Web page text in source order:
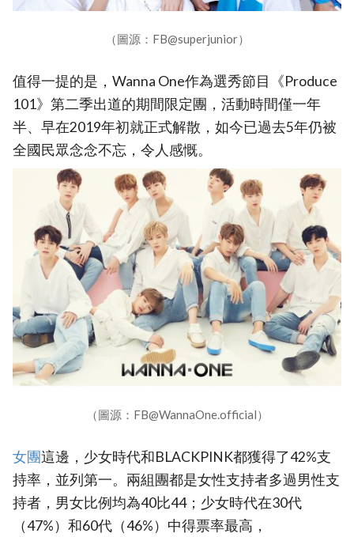
（圖源：FB@superjunior）
值得一提的是，Wanna One作為選秀節目《Produce
101》第二季出道的期間限定團，活動時間僅一年
半、早在2019年初就正式解散，如今已過去5年仍被
全國民眾念念不忘，令人感慨。
（圖源：FB@WannaOne.official）
女團這邊，少女時代和BLACKPINK都獲得了42%支
持率，並列第一。兩組團都是女性支持者多過男性支
持者，男女比例均為40比44；少女時代在30代
（47%）和60代（46%）中得票率最高，